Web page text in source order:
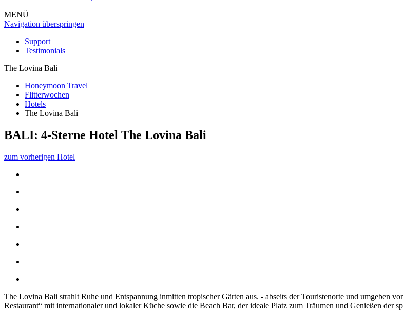
MENÜ
Navigation überspringen
Support
Testimonials
The Lovina Bali
Honeymoon Travel
Flitterwochen
Hotels
The Lovina Bali
BALI: 4-Sterne Hotel The Lovina Bali
zum vorherigen Hotel
The Lovina Bali strahlt Ruhe und Entspannung inmitten tropischer Gärten aus. - abseits der Touristenorte und umgeben
Restaurant“ mit internationaler und lokaler Küche sowie die Beach Bar, der ideale Platz zum Träumen und Genießen der